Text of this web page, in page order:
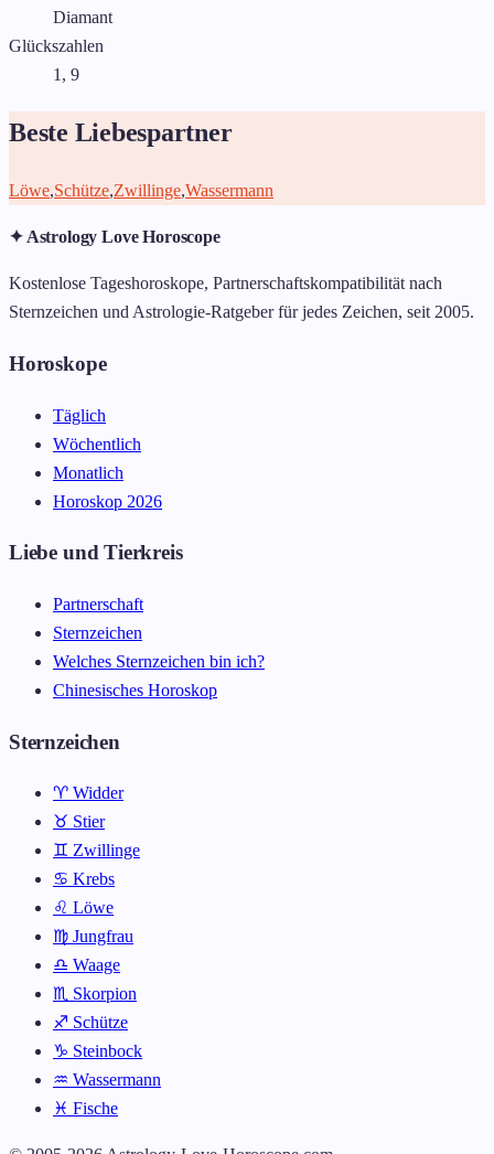
Diamant
Glückszahlen
1, 9
Beste Liebespartner
Löwe,Schütze,Zwillinge,Wassermann
✦ Astrology Love Horoscope
Kostenlose Tageshoroskope, Partnerschaftskompatibilität nach
Sternzeichen und Astrologie-Ratgeber für jedes Zeichen, seit 2005.
Horoskope
Täglich
Wöchentlich
Monatlich
Horoskop 2026
Liebe und Tierkreis
Partnerschaft
Sternzeichen
Welches Sternzeichen bin ich?
Chinesisches Horoskop
Sternzeichen
♈ Widder
♉ Stier
♊ Zwillinge
♋ Krebs
♌ Löwe
♍ Jungfrau
♎ Waage
♏ Skorpion
♐ Schütze
♑ Steinbock
♒ Wassermann
♓ Fische